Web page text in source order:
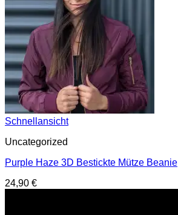
Schnellansicht
Uncategorized
Purple Haze 3D Bestickte Mütze Beanie
24,90 €